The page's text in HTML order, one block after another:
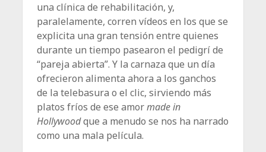
una clínica de rehabilitación, y,
paralelamente, corren vídeos en los que se
explicita una gran tensión entre quienes
durante un tiempo pasearon el pedigrí de
“pareja abierta”. Y la carnaza que un día
ofrecieron alimenta ahora a los ganchos
de la telebasura o el clic, sirviendo más
platos fríos de ese amormade in
Hollywoodque a menudo se nos ha narrado
como una mala película.